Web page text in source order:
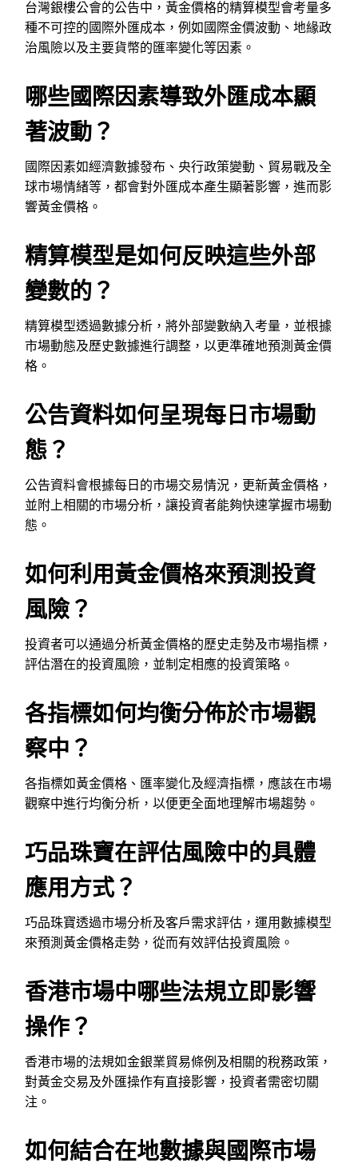
台灣銀樓公會的公告中，黃金價格的精算模型會考量多
種不可控的國際外匯成本，例如國際金價波動、地緣政
治風險以及主要貨幣的匯率變化等因素。
哪些國際因素導致外匯成本顯
著波動？
國際因素如經濟數據發布、央行政策變動、貿易戰及全
球市場情緒等，都會對外匯成本產生顯著影響，進而影
響黃金價格。
精算模型是如何反映這些外部
變數的？
精算模型透過數據分析，將外部變數納入考量，並根據
市場動態及歷史數據進行調整，以更準確地預測黃金價
格。
公告資料如何呈現每日市場動
態？
公告資料會根據每日的市場交易情況，更新黃金價格，
並附上相關的市場分析，讓投資者能夠快速掌握市場動
態。
如何利用黃金價格來預測投資
風險？
投資者可以通過分析黃金價格的歷史走勢及市場指標，
評估潛在的投資風險，並制定相應的投資策略。
各指標如何均衡分佈於市場觀
察中？
各指標如黃金價格、匯率變化及經濟指標，應該在市場
觀察中進行均衡分析，以便更全面地理解市場趨勢。
巧品珠寶在評估風險中的具體
應用方式？
巧品珠寶透過市場分析及客戶需求評估，運用數據模型
來預測黃金價格走勢，從而有效評估投資風險。
香港市場中哪些法規立即影響
操作？
香港市場的法規如金銀業貿易條例及相關的稅務政策，
對黃金交易及外匯操作有直接影響，投資者需密切關
注。
如何結合在地數據與國際市場